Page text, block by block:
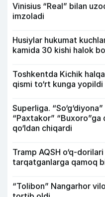
Vinisius “Real” bilan
imzoladi
Husiylar hukumat
kamida 30 kishi halok
Toshkentda Kichik
qismi to‘rt kunga
Superliga.
“Paxtakor” “Buxoro”ga
qo‘ldan chiqardi
Tramp AQSH o‘q-
tarqatganlarga qamoq
“Tolibon” Nangarhor